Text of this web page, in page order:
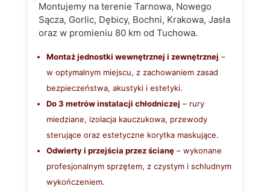
Montujemy na terenie Tarnowa, Nowego
Sącza, Gorlic, Dębicy, Bochni, Krakowa, Jasła
oraz w promieniu 80 km od Tuchowa.
Montaż jednostki wewnętrznej i zewnętrznej –
w optymalnym miejscu, z zachowaniem zasad
bezpieczeństwa, akustyki i estetyki.
Do 3 metrów instalacji chłodniczej – rury
miedziane, izolacja kauczukowa, przewody
sterujące oraz estetyczne korytka maskujące.
Odwierty i przejścia przez ścianę– wykonane
profesjonalnym sprzętem, z czystym i schludnym
wykończeniem.